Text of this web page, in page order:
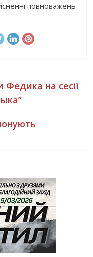
повноважень
Федика на сесії